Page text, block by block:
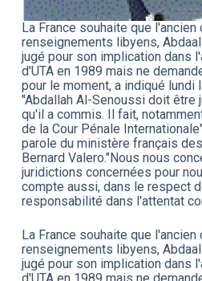
La France souhaite que l'ancien
renseignements libyens,
jugé pour son implication dans
d'UTA en 1989 mais ne
pour le moment, a indiqué lundi
"Abdallah Al-Senoussi doit être
qu'il a commis. Il fait,
de la Cour Pénale
parole du ministère français
Bernard Valero."Nous nous
juridictions concernées pour
compte aussi, dans le respect
responsabilité dans l'attentat
La France souhaite que l'ancien
renseignements libyens,
jugé pour son implication dans